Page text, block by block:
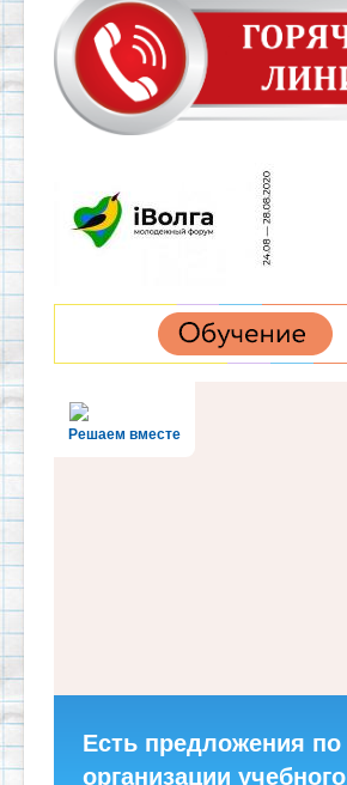
Решаем вместе
Есть предложения по
организации учебного